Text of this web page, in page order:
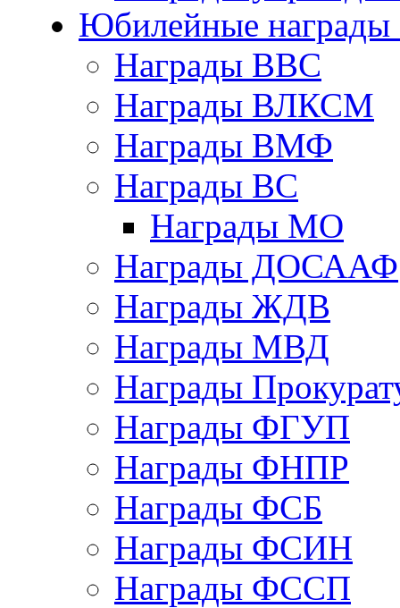
Юбилейные награды
Награды ВВС
Награды ВЛКСМ
Награды ВМФ
Награды ВС
Награды МО
Награды ДОСААФ
Награды ЖДВ
Награды МВД
Награды
Награды ФГУП
Награды ФНПР
Награды ФСБ
Награды ФСИН
Награды ФССП